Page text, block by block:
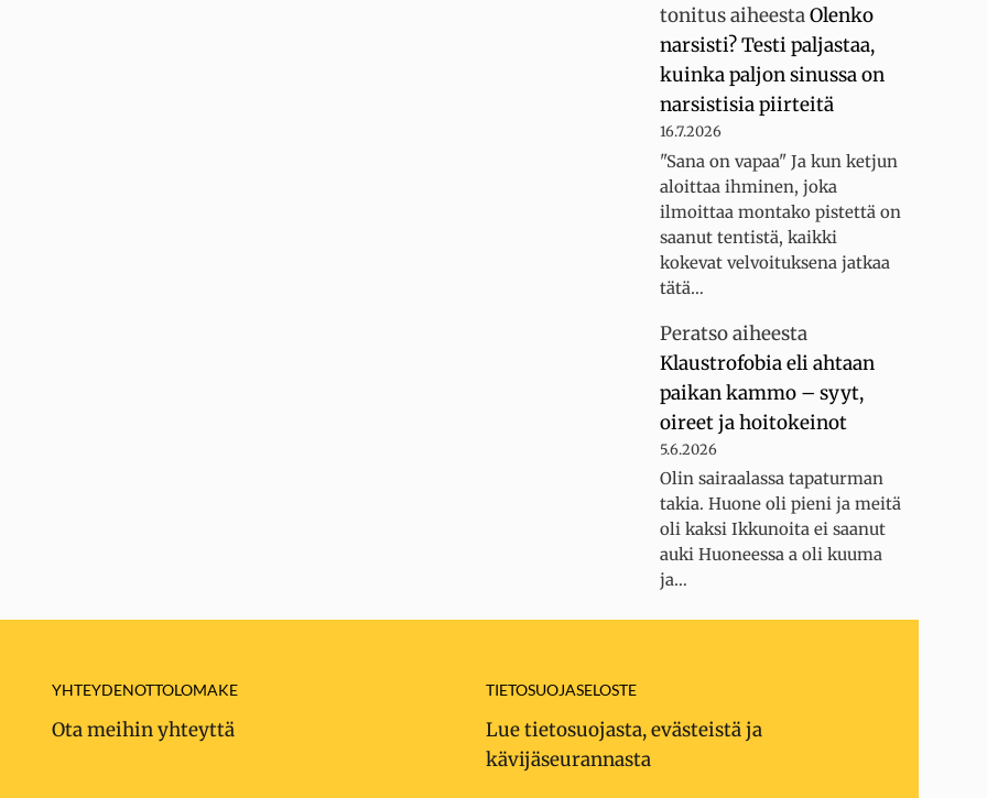
tonitusaiheestaOlenko
narsisti? Testi paljastaa,
kuinka paljon sinussa on
narsistisia piirteitä
16.7.2026
"Sana on vapaa" Ja kun ketjun
aloittaa ihminen, joka
ilmoittaa montako pistettä on
saanut tentistä, kaikki
kokevat velvoituksena jatkaa
tätä…
Peratsoaiheesta
Klaustrofobia eli ahtaan
paikan kammo – syyt,
oireet ja hoitokeinot
5.6.2026
Olin sairaalassa tapaturman
takia. Huone oli pieni ja meitä
oli kaksi Ikkunoita ei saanut
auki Huoneessa a oli kuuma
ja…
YHTEYDENOTTOLOMAKE
Ota meihin yhteyttä
TIETOSUOJASELOSTE
Lue tietosuojasta, evästeistä ja
kävijäseurannasta